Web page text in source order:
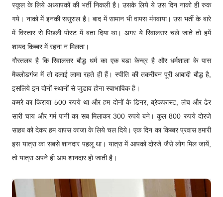
स्कूल के लिये अध्यापकों की भर्ती निकली है। उसके लिये ये उस दिन नाको ही रुक
गये। नाको में इनकी ससुराल है। बाद में सामान भी वापस मंगवाया। उस भर्ती के बारे
में विस्तार से पिछली पोस्ट में बता दिया था। अगर ये रिवालसर चले जाते तो हमें
शायद किब्बर में रहना न मिलता।
गौरतलब है कि रिवालसर बौद्ध धर्म का एक बडा केन्द्र है और धर्मशाला के पास
मैक्लोडगंज में तो दलाई लामा रहते ही हैं। स्पीति की तकरीबन पूरी आबादी बौद्ध है,
इसलिये इन दोनों स्थानों से जुडाव होना स्वाभाविक है।
कमरे का किराया 500 रुपये था और हम दोनों के डिनर, ब्रेकफास्ट, लंच और ढेर
सारी चाय और गर्म पानी का सब मिलाकर 300 रुपये बने। कुल 800 रुपये दोरजे
साहब को देकर हम वापस काजा के लिये चल दिये। एक दिन का किब्बर प्रवास हमारी
इस यात्रा का सबसे शानदार पहलू था। यात्रा में आपको दोरजे जैसे लोग मिल जायें,
तो यात्रा अपने ही आप शानदार हो जाती है।